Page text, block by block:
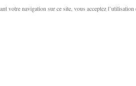
votre navigation sur ce site, vous acceptez